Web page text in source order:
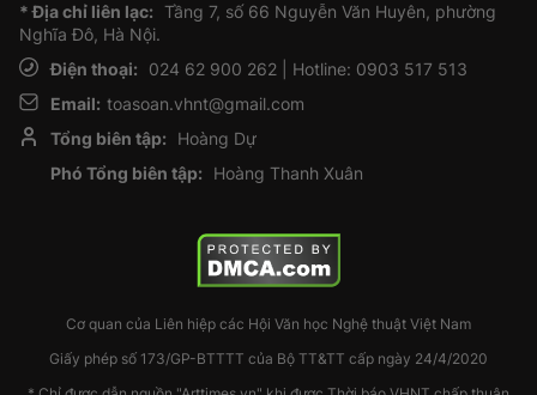
* Địa chỉ liên lạc: Tầng 7, số 66 Nguyễn Văn Huyên, phường
Nghĩa Đô, Hà Nội.
Điện thoại:
024 62 900 262 | Hotline: 0903 517 513
Email: toasoan.vhnt@gmail.com
Tổng biên tập:
Hoàng Dự
Phó Tổng biên tập:
Hoàng Thanh Xuân
Cơ quan của Liên hiệp các Hội Văn học Nghệ thuật Việt Nam
Giấy phép số 173/GP-BTTTT của Bộ TT&TT cấp ngày 24/4/2020